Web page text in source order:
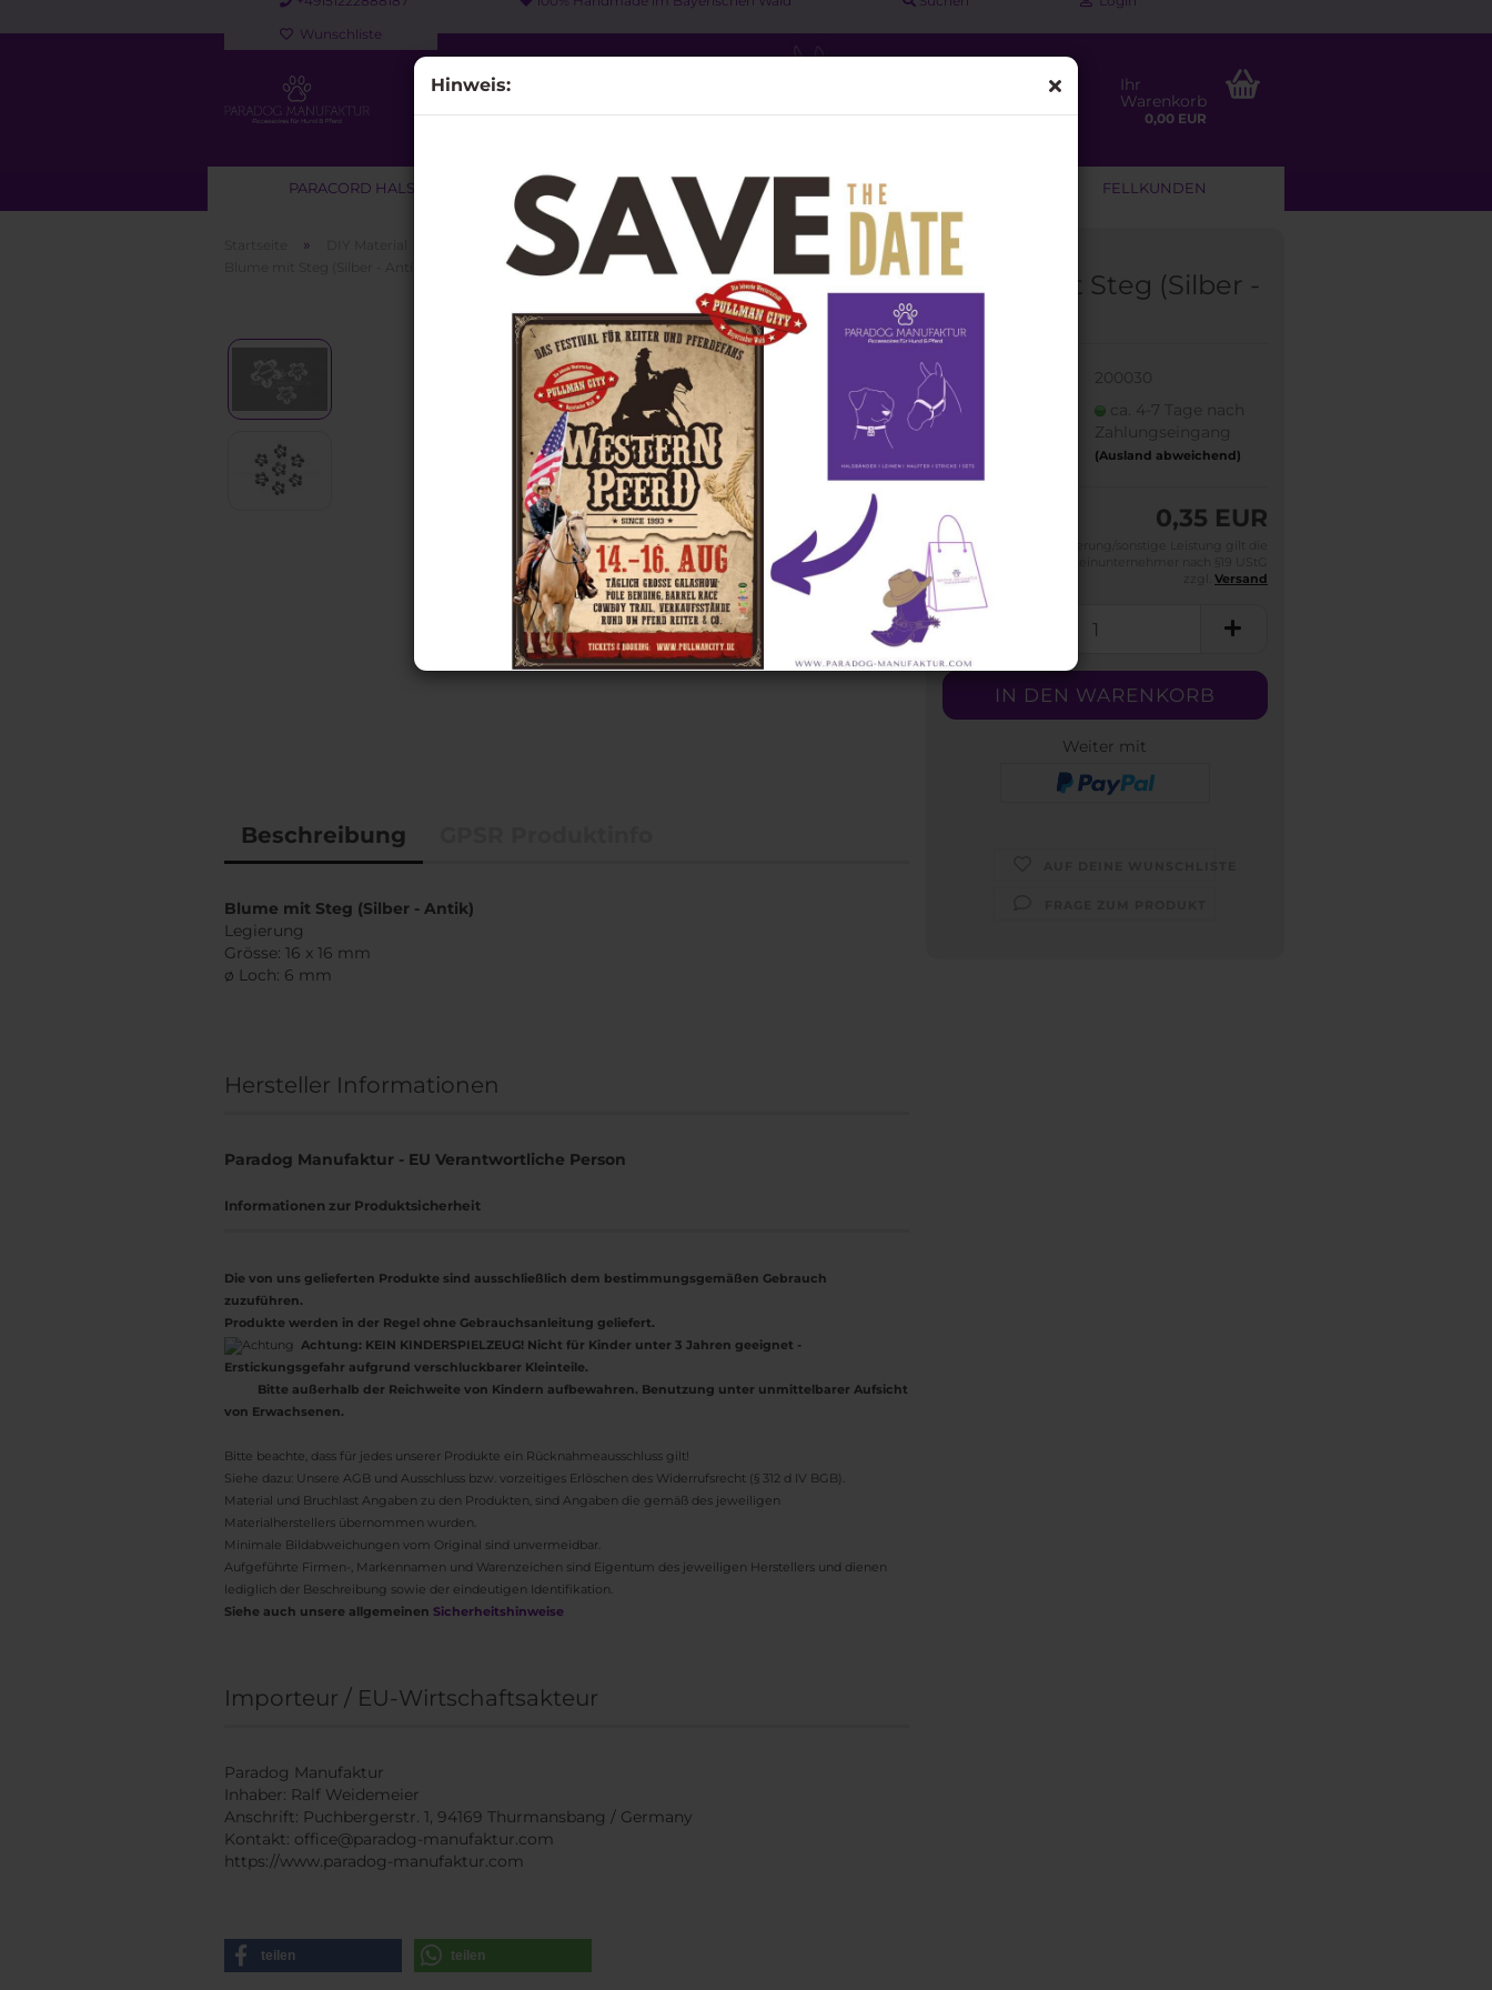
Hinweis:
Wunschliste
Ihr
Warenkorb
0,00 EUR
PARACORD HALSBAND PARACORD LEINEN UNSERE PARTNER FELLKUNDEN
WEITERE
Hunde
Paracord Halsband & Leinen
Set
Paracord Leinen &
Retrieverleinen
Pferde - Halfter & Stricke
anzeigen
Knotenhalfter & Lead Rope
Knotenhalfter DELUXE
Schmuckhalfter -
Pferdehalfter - Stallhalfter
Führsticke
Zügel
Halsringe
DIY Material anzeigen
Beads / Schieber / Perlen /
Concho / Mandala
» Beads / Schieber / Perlen / Concho / Mandala
Blume mit Steg (Silber -
Art.Nr.:
200030
Lieferzeit:
ca. 4-7 Tage nach
Zahlungseingang
(Ausland abweichend)
0,35 EUR
Steuerbefreiung für Kleinunternehmer nach §19 UStG
Versand
Weiter mit
Beschreibung
Blume mit Steg (Silber - Antik)
Legierung
Grösse: 16 x 16 mm
ø Loch: 6 mm
Hersteller Informationen
Paradog Manufaktur - EU Verantwortliche Person
Informationen zur Produktsicherheit
Die von uns gelieferten Produkte sind ausschließlich dem bestimmungsgemäßen Gebrauch
zuzuführen.
Produkte werden in der Regel ohne Gebrauchsanleitung geliefert.
Achtung: KEIN KINDERSPIELZEUG! Nicht für Kinder unter 3 Jahren geeignet -
Erstickungsgefahr aufgrund verschluckbarer Kleinteile.
Bitte außerhalb der Reichweite von Kindern aufbewahren. Benutzung unter unmittelbarer Aufsicht
von Erwachsenen.
Bitte beachte, dass für jedes unserer Produkte ein Rücknahmeausschluss gilt!
Siehe dazu: Unsere AGB und Ausschluss bzw. vorzeitiges Erlöschen des Widerrufsrecht (§ 312 d IV BGB).
Material und Bruchlast Angaben zu den Produkten, sind Angaben die gemäß des jeweiligen
Materialherstellers übernommen wurden.
Minimale Bildabweichungen vom Original sind unvermeidbar.
Aufgeführte Firmen-, Markennamen und Warenzeichen sind Eigentum des jeweiligen Herstellers und dienen
lediglich der Beschreibung sowie der eindeutigen Identifikation.
Siehe auch unsere allgemeinen Sicherheitshinweise
Importeur / EU-Wirtschaftsakteur
Paradog Manufaktur
Inhaber: Ralf Weidemeier
Anschrift: Puchbergerstr. 1, 94169 Thurmansbang / Germany
Kontakt: office@paradog-manufaktur.com
https://www.paradog-manufaktur.com
teilen teilen